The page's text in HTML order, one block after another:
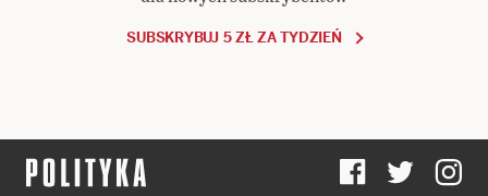
SUBSKRYBUJ 5 ZŁ ZA TYDZIEŃ